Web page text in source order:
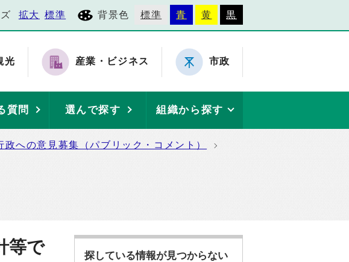
拡大 標準 背景色 標準 青 黄 黒
光 産業・ビジネス 市政
質問 選んで探す 組織から探す
政への意見募集（パブリック・コメント）
等で
探している情報が見つからない